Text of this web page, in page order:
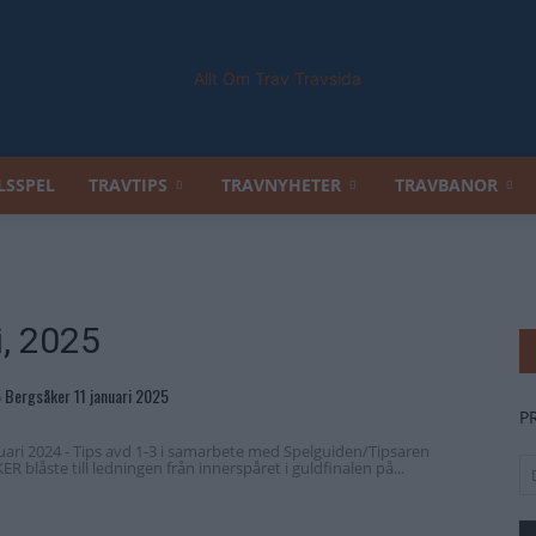
TRAVTIPS TRAVNYHETER TRAVBANOR
2025
11 januari 2025
2024 - Tips avd 1-3 i samarbete med Spelguiden/Tipsaren
blåste till ledningen från innerspåret i guldfinalen på...